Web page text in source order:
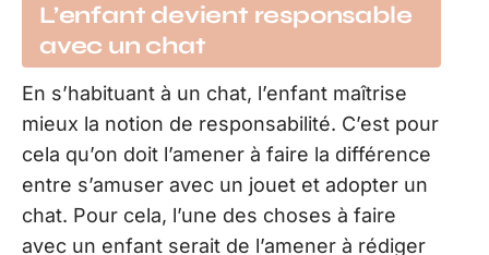
L’enfant devient responsable
avec un chat
En s’habituant à un chat, l’enfant maîtrise
mieux la notion de responsabilité. C’est pour
cela qu’on doit l’amener à faire la différence
entre s’amuser avec un jouet et adopter un
chat. Pour cela, l’une des choses à faire
avec un enfant serait de l’amener à rédiger